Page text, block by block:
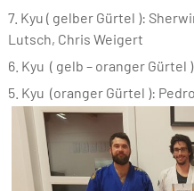
7. Kyu ( gelber Gürtel ):
Lutsch, Chris Weigert
6. Kyu ( gelb – oranger Gürtel
5. Kyu (oranger Gürtel ):